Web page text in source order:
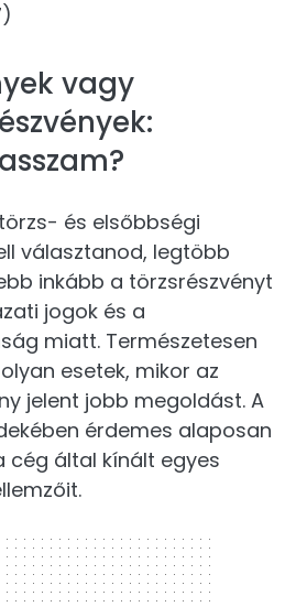
vagy
és elsőbbségi
választanod, legtöbb
inkább a törzsrészvényt
jogok és a
miatt. Természetesen
esetek, mikor az
jelent jobb megoldást. A
érdemes alaposan
cég által kínált egyes